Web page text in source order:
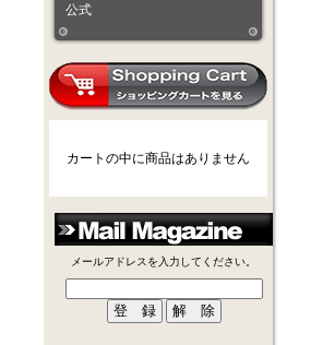
公式
カートの中に商品はありません
メールアドレスを入力してください。